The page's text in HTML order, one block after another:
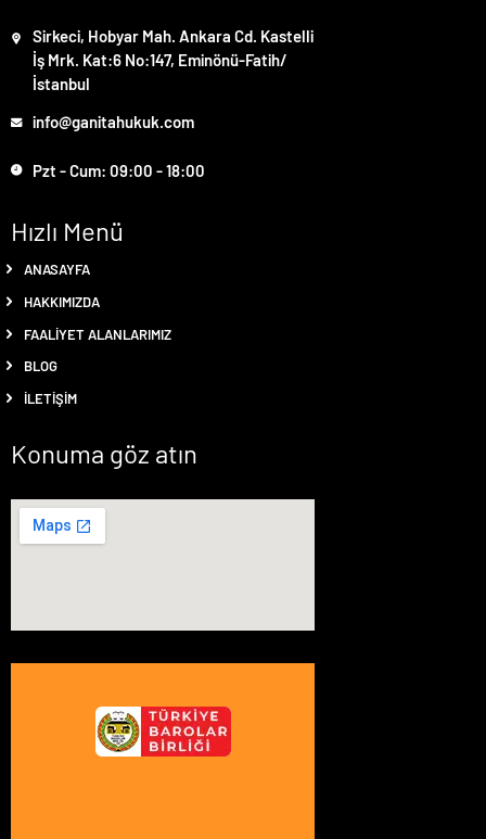
Sirkeci, Hobyar Mah. Ankara Cd. Kastelli
İş Mrk. Kat:6 No:147, Eminönü-Fatih/
İstanbul
info@ganitahukuk.com
Pzt - Cum: 09:00 - 18:00
Hızlı Menü
ANASAYFA
HAKKIMIZDA
FAALIYET ALANLARIMIZ
BLOG
İLETIŞIM
Konuma göz atın